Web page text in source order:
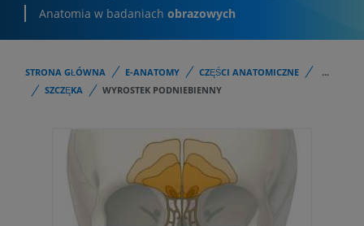
Anatomia w badaniach obrazowych
STRONA GŁÓWNA E-ANATOMY CZĘŚCI ANATOMICZNE
...
SZCZĘKA
WYROSTEK PODNIEBIENNY